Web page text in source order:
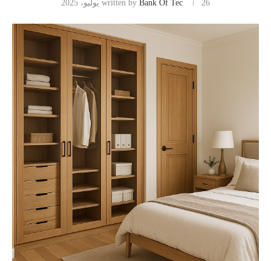
written by Bank Of Tec 26 يوليو، 2025